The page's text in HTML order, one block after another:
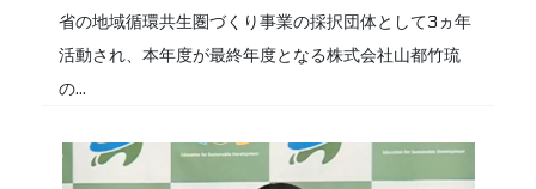
省の地域循環共生圏づくり事業の採択団体として3ヵ年
活動され、本年度が最終年度となる株式会社山都竹琉
の...